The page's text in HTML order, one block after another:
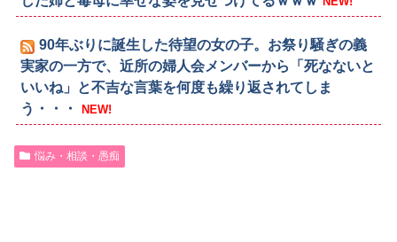
90年ぶりに誕生した待望の女の子。お祭り騒ぎの義
実家の一方で、近所の婦人会メンバーから「死なないと
いいね」と不吉な言葉を何度も繰り返されてしま
う・・・
NEW!
悩み・相談・愚痴